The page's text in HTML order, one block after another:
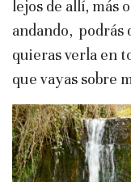
lejos de allí, más
andando, podrás
quieras verla en
que vayas sobre